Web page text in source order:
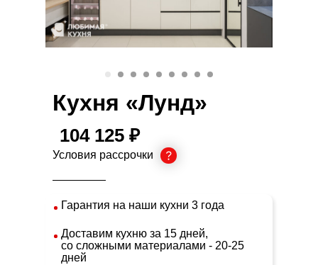
Условия рассрочки
Доставим кухню за 15 дней,
со сложными материалами - 20-25
дней
Гарантия на наши кухни 3 года
104 125 ₽
Кухня «Лунд»